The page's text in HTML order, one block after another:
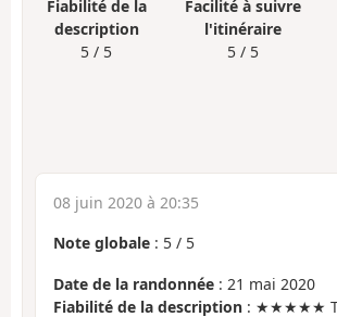
Fiabilité de la
description
5 / 5
Facilité à suivre
l'itinéraire
5 / 5
08 juin 2020 à 20:35
Note globale : 5 / 5
Date de la randonnée : 21 mai 2020
Fiabilité de la description : ★★★★★